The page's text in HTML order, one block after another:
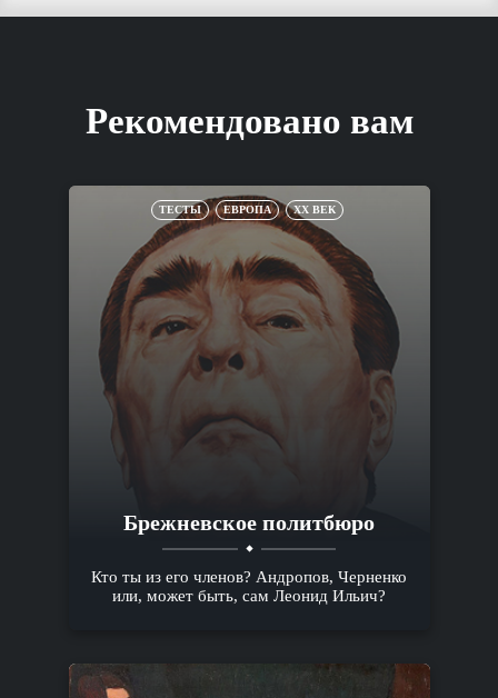
Рекомендовано вам
ТЕСТЫ ЕВРОПА XX ВЕК
Брежневское политбюро
Кто ты из его членов? Андропов, Черненко
или, может быть, сам Леонид Ильич?